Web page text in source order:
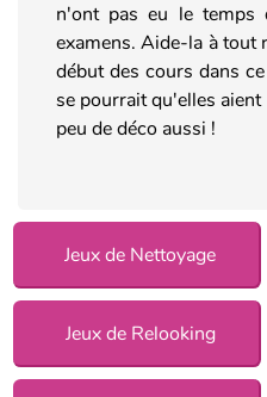
n'ont pas eu le temps
examens. Aide-la à tout
début des cours dans
se pourrait qu'elles
peu de déco aussi !
Jeux de Nettoyage
Jeux de Relooking